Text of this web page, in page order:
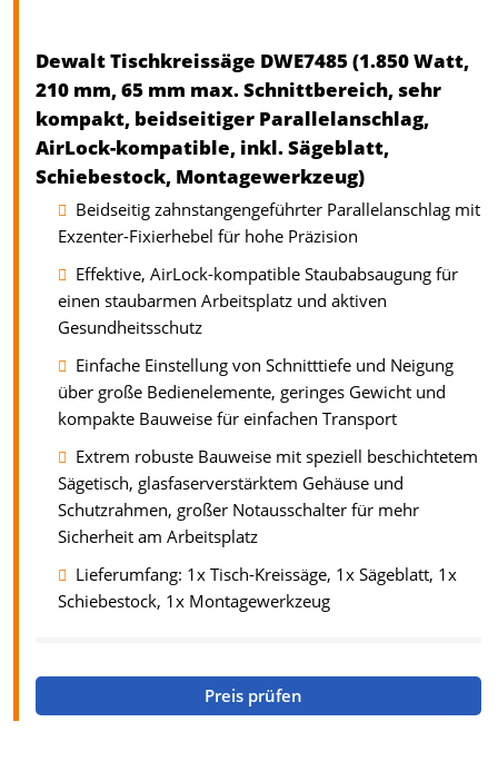
Dewalt Tischkreissäge DWE7485 (1.850 Watt,
210 mm, 65 mm max. Schnittbereich, sehr
kompakt, beidseitiger Parallelanschlag,
AirLock-kompatible, inkl. Sägeblatt,
Schiebestock, Montagewerkzeug)
Beidseitig zahnstangengeführter Parallelanschlag mit
Exzenter-Fixierhebel für hohe Präzision
Effektive, AirLock-kompatible Staubabsaugung für
einen staubarmen Arbeitsplatz und aktiven
Gesundheitsschutz
Einfache Einstellung von Schnitttiefe und Neigung
über große Bedienelemente, geringes Gewicht und
kompakte Bauweise für einfachen Transport
Extrem robuste Bauweise mit speziell beschichtetem
Sägetisch, glasfaserverstärktem Gehäuse und
Schutzrahmen, großer Notausschalter für mehr
Sicherheit am Arbeitsplatz
Lieferumfang: 1x Tisch-Kreissäge, 1x Sägeblatt, 1x
Schiebestock, 1x Montagewerkzeug
Preis prüfen